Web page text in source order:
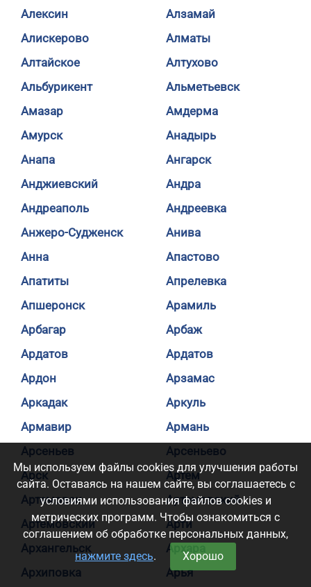
Алексин
Алзамай
Алискерово
Алматы
Алтайское
Алтухово
Альбурикент
Альметьевск
Амазар
Амдерма
Амурск
Анадырь
Анапа
Ангарск
Анджиевский
Андра
Андреаполь
Андреевка
Анжеро-Судженск
Анива
Анна
Апастово
Апатиты
Апрелевка
Апшеронск
Арамиль
Арбагар
Арбаж
Ардатов
Ардатов
Ардон
Арзамас
Аркадак
Аркуль
Армавир
Армань
Арсеньев
Арсеньево
Арск
Артем
Артемовск
Артемовский
Артемовский
Арти
Архангельск
Архара
Архиповка
Арья
Мы используем файлы cookies для улучшения работы
сайта. Оставаясь на нашем сайте, вы соглашаетесь с
условиями использования файлов cookies и
метрических программ. Чтобы ознакомиться с
соглашением об обработке персональных данных,
нажмите здесь. Хорошо